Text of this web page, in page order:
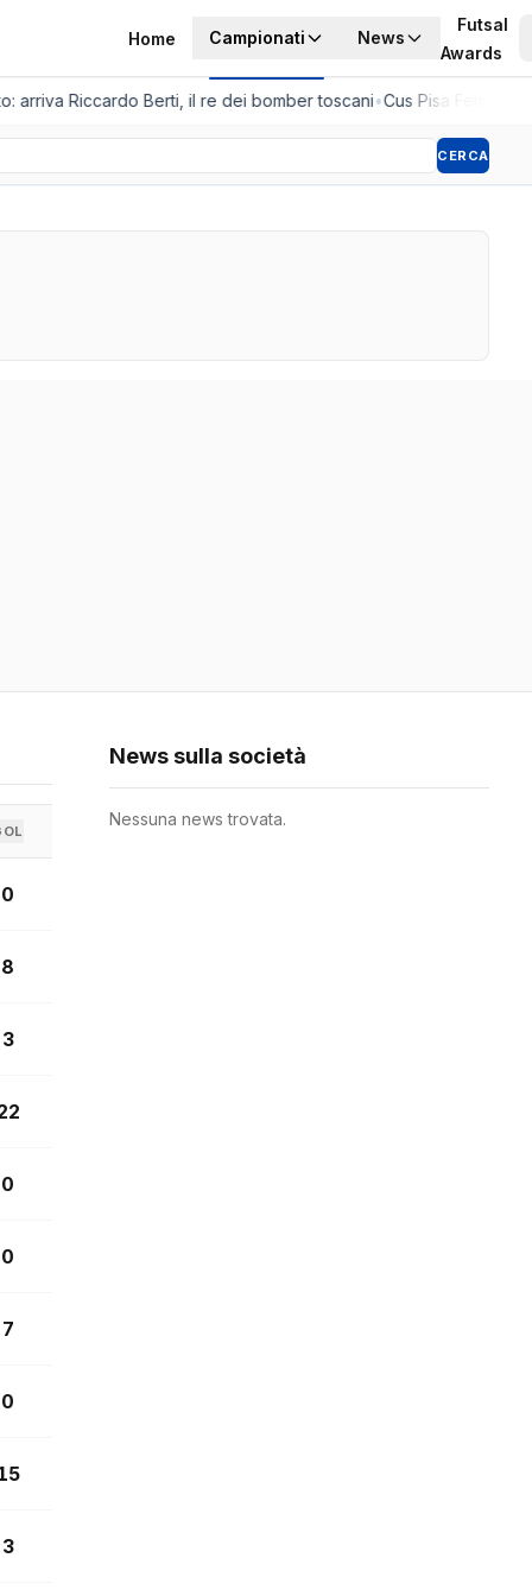
Home Campionati News
Futsal
Awards
Riccardo Berti, il re dei bomber toscani•Cus Pisa
CERCA
0
8
3
0
0
7
0
3
News sulla società
Nessuna news trovata.